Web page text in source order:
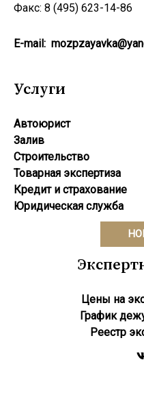
Факс: 8 (495) 623-14-86
E-mail:
Услуги
Автоюрист
Залив
Строительство
Товарная экспертиза
Кредит и страхование
Юридическая служба
Цены на
График
Реестр